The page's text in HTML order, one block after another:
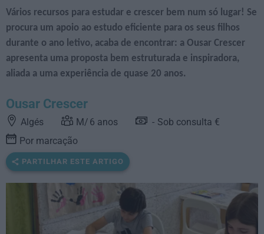
Vários recursos para estudar e crescer bem num só lugar! Se
procura um apoio ao estudo eficiente para os seus filhos
durante o ano letivo, acaba de encontrar: a Ousar Crescer
apresenta uma proposta bem estruturada e inspiradora,
aliada a uma experiência de quase 20 anos.
Ousar Crescer
Algés 6 anos
Sob consulta €
Por marcação
PARTILHAR ESTE ARTIGO